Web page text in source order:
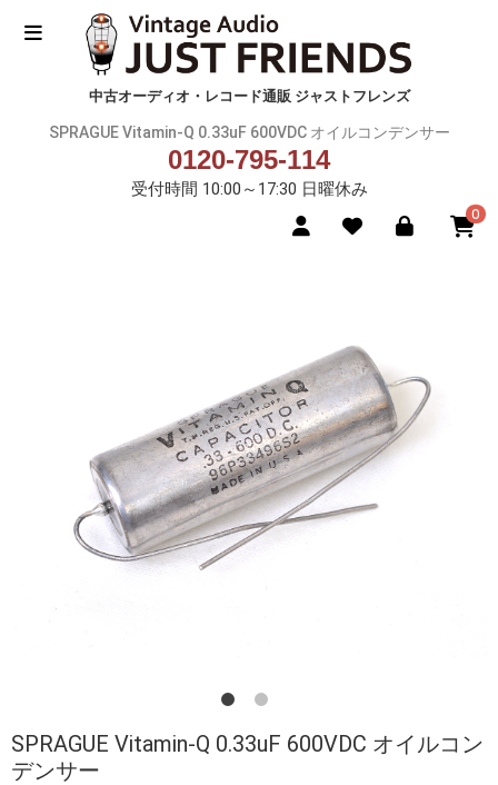
中古オーディオ・レコード通販 ジャストフレンズ
SPRAGUE Vitamin-Q 0.33uF 600VDC オイルコンデンサー
0120-795-114
受付時間 10:00～17:30 日曜休み
0
SPRAGUE Vitamin-Q 0.33uF 600VDC オイルコン
デンサー